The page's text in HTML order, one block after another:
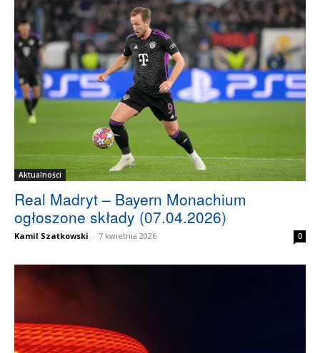
Aktualności
Real Madryt – Bayern Monachium
ogłoszone składy (07.04.2026)
Kamil Szatkowski - 7 kwietnia 2026 0